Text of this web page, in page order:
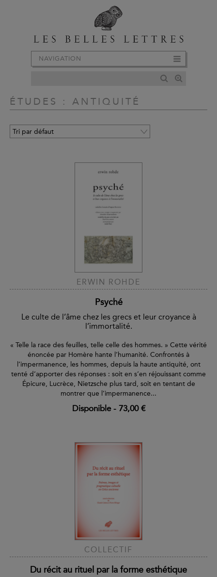
NAVIGATION
ÉTUDES : ANTIQUITÉ
ERWIN ROHDE
Psyché
Le culte de l’âme chez les grecs et leur croyance à
l’immortalité.
« Telle la race des feuilles, telle celle des hommes. » Cette vérité
énoncée par Homère hante l’humanité. Confrontés à
l’impermanence, les hommes, depuis la haute antiquité, ont
tenté d’apporter des réponses : soit en s’en réjouissant comme
Épicure, Lucrèce, Nietzsche plus tard, soit en tentant de
montrer que l’impermanence...
Disponible- 73,00 €
COLLECTIF
Du récit au rituel par la forme esthétique